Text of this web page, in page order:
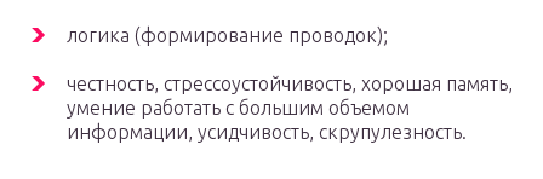
логика (формирование проводок);
честность, стрессоустойчивость, хорошая память,
умение работать с большим объемом
информации, усидчивость, скрупулезность.